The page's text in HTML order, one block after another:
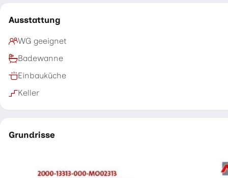
Ausstattung
WG geeignet
Badewanne
Einbauküche
Keller
Grundrisse